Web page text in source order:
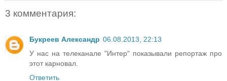
3 комментария:
Букреев Александр 06.08.2013, 22:13
У нас на телеканале "Интер" показывали репортаж про
этот карновал.
Ответить